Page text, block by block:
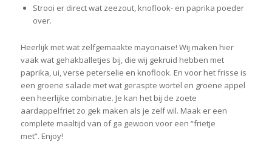
Strooi er direct wat zeezout, knoflook- en paprika poeder
over.
Heerlijk met wat zelfgemaakte mayonaise! Wij maken hier
vaak wat gehakballetjes bij, die wij gekruid hebben met
paprika, ui, verse peterselie en knoflook. En voor het frisse is
een groene salade met wat geraspte wortel en groene appel
een heerlijke combinatie. Je kan het bij de zoete
aardappelfriet zo gek maken als je zelf wil. Maak er een
complete maaltijd van of ga gewoon voor een “frietje
met”. Enjoy!